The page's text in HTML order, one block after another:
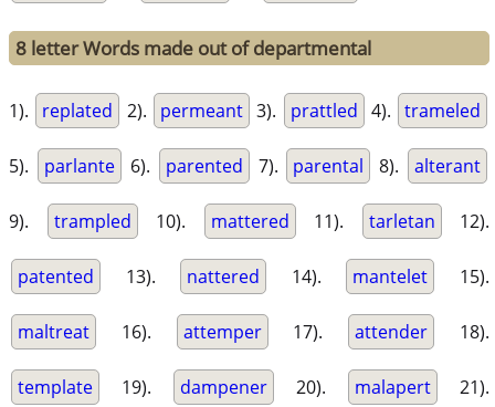
8 letter Words made out of departmental
1). replated 2). permeant 3). prattled 4). trameled
5). parlante 6). parented 7). parental 8). alterant
9). trampled 10). mattered 11). tarletan 12).
patented 13). nattered 14). mantelet 15).
maltreat 16). attemper 17). attender 18).
template 19). dampener 20). malapert 21).